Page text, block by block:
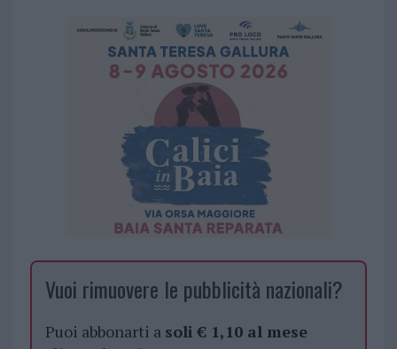
Vuoi rimuovere le pubblicità nazionali?
Puoi abbonarti a soli € 1,10 al mese